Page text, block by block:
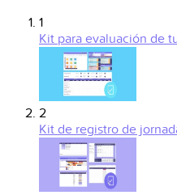
1
Kit para evaluación de
2
Kit de registro de